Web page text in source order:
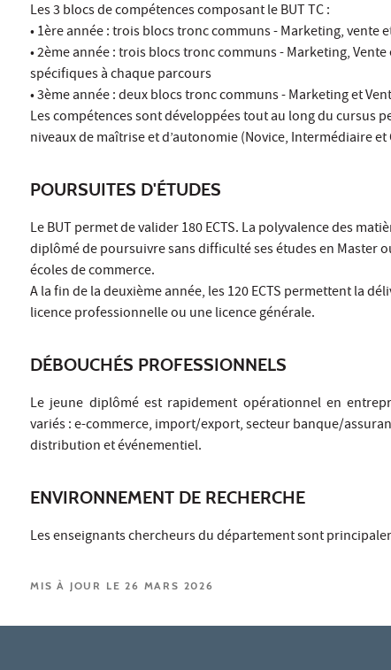
Les 3 blocs de compétences composant le BUT TC :
• 1ère année : trois blocs tronc communs - Marketing, vente
• 2ème année : trois blocs tronc communs - Marketing,
spécifiques à chaque parcours
• 3ème année : deux blocs tronc communs - Marketing et
Les compétences sont développées tout au long du cursus
niveaux de maîtrise et d’autonomie (Novice, Intermédiaire
POURSUITES D'ÉTUDES
Le BUT permet de valider 180 ECTS. La polyvalence des
diplômé de poursuivre sans difficulté ses études en Master
écoles de commerce.
A la fin de la deuxième année, les 120 ECTS permettent la
licence professionnelle ou une licence générale.
DÉBOUCHÉS PROFESSIONNELS
Le jeune diplômé est rapidement opérationnel en
variés : e-commerce, import/export, secteur banque/
distribution et événementiel.
ENVIRONNEMENT DE RECHERCHE
Les enseignants chercheurs du département sont
MIS À JOUR LE 26 MARS 2026